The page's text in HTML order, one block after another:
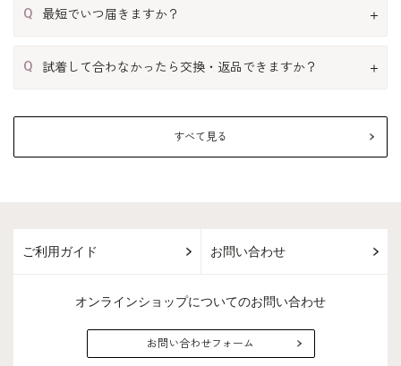
Q 最短でいつ届きますか？
Q 試着して合わなかったら交換・返品できますか？
すべて見る
ご利用ガイド お問い合わせ
オンラインショップについてのお問い合わせ
お問い合わせフォーム